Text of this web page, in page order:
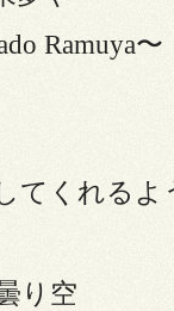
Ramuya〜
てくれるよ
り空